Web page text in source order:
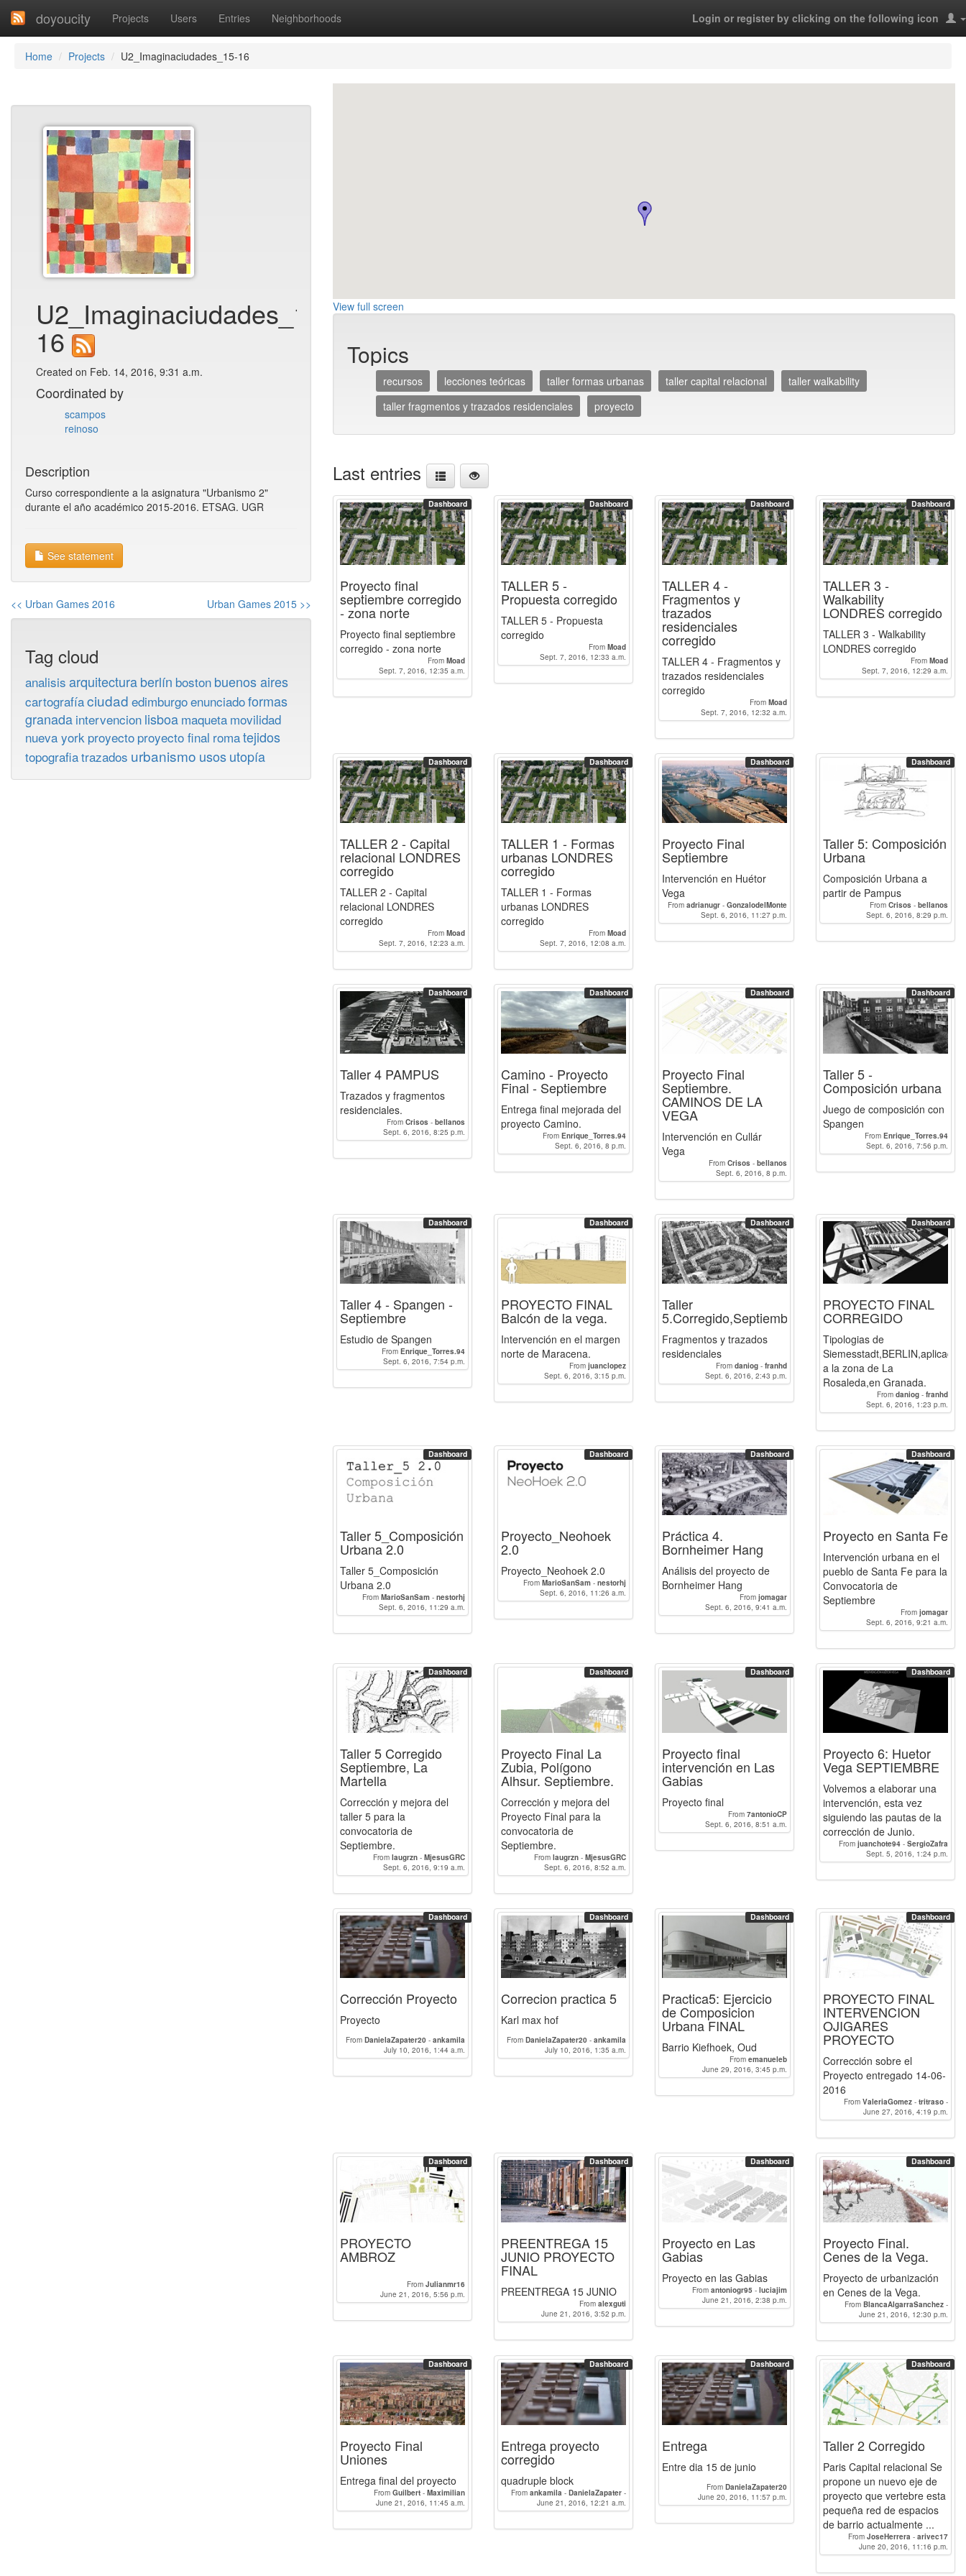
doyoucity Projects Users Entries Neighborhoods Login or register by clicking on the following icon
Home Projects U2_Imaginaciudades_15-16
U2_Imaginaciudades_15-
16
Created on Feb. 14, 2016, 9:31 a.m.
Coordinated by
scampos
reinoso
Description
Curso correspondiente a la asignatura "Urbanismo 2"
durante el año académico 2015-2016. ETSAG. UGR
See statement
<< Urban Games 2016 Urban Games 2015 >>
Tag cloud
analisis arquitecturaberlín boston buenos aires
cartografíaciudad edimburgoenunciadoformas
granada intervencion lisboa maqueta movilidad
nueva york proyecto proyecto final romatejidos
topografiatrazados urbanismo usosutopía
View full screen
Topics
recursos lecciones teóricas taller formas urbanas taller capital relacional
taller walkability
taller fragmentos y trazados residenciales
proyecto
Last entries
Dashboard
Proyecto final
septiembre corregido
- zona norte
Proyecto final septiembre
corregido - zona norte
From Moad
Sept. 7, 2016, 12:35 a.m.
Dashboard
TALLER 5 -
Propuesta corregido
TALLER 5 - Propuesta
corregido
From Moad
Sept. 7, 2016, 12:33 a.m.
Dashboard
TALLER 4 -
Fragmentos y
trazados
residenciales
corregido
TALLER 4 - Fragmentos y
trazados residenciales
corregido
From Moad
Sept. 7, 2016, 12:32 a.m.
Dashboard
TALLER 3 -
Walkability
LONDRES corregido
TALLER 3 - Walkability
LONDRES corregido
From Moad
Sept. 7, 2016, 12:29 a.m.
Dashboard
TALLER 2 - Capital
relacional LONDRES
corregido
TALLER 2 - Capital
relacional LONDRES
corregido
From Moad
Sept. 7, 2016, 12:23 a.m.
Dashboard
TALLER 1 - Formas
urbanas LONDRES
corregido
TALLER 1 - Formas
urbanas LONDRES
corregido
From Moad
Sept. 7, 2016, 12:08 a.m.
Dashboard
Proyecto Final
Septiembre
Intervención en Huétor
Vega
From adrianugr - GonzalodelMonte
Sept. 6, 2016, 11:27 p.m.
Dashboard
Taller 5: Composición
Urbana
Composición Urbana a
partir de Pampus
From Crisos - bellanos
Sept. 6, 2016, 8:29 p.m.
Dashboard
Taller 4 PAMPUS
Trazados y fragmentos
residenciales.
From Crisos - bellanos
Sept. 6, 2016, 8:25 p.m.
Dashboard
Camino - Proyecto
Final - Septiembre
Entrega final mejorada del
proyecto Camino.
From Enrique_Torres.94
Sept. 6, 2016, 8 p.m.
Dashboard
Proyecto Final
Septiembre.
CAMINOS DE LA
VEGA
Intervención en Cullár
Vega
From Crisos - bellanos
Sept. 6, 2016, 8 p.m.
Dashboard
Taller 5 -
Composición urbana
Juego de composición con
Spangen
From Enrique_Torres.94
Sept. 6, 2016, 7:56 p.m.
Dashboard
Taller 4 - Spangen -
Septiembre
Estudio de Spangen
From Enrique_Torres.94
Sept. 6, 2016, 7:54 p.m.
Dashboard
PROYECTO FINAL
Balcón de la vega.
Intervención en el margen
norte de Maracena.
From juanclopez
Sept. 6, 2016, 3:15 p.m.
Dashboard
Taller
5.Corregido,Septiembre
Fragmentos y trazados
residenciales
From daniog - franhd
Sept. 6, 2016, 2:43 p.m.
Dashboard
PROYECTO FINAL
CORREGIDO
Tipologias de
Siemesstadt,BERLIN,aplicadas
a la zona de La
Rosaleda,en Granada.
From daniog - franhd
Sept. 6, 2016, 1:23 p.m.
Dashboard
Taller 5_Composición
Urbana 2.0
Taller 5_Composición
Urbana 2.0
From MarioSanSam - nestorhj
Sept. 6, 2016, 11:29 a.m.
Dashboard
Proyecto_Neohoek
2.0
Proyecto_Neohoek 2.0
From MarioSanSam - nestorhj
Sept. 6, 2016, 11:26 a.m.
Dashboard
Práctica 4.
Bornheimer Hang
Análisis del proyecto de
Bornheimer Hang
From jomagar
Sept. 6, 2016, 9:41 a.m.
Dashboard
Proyecto en Santa Fe
Intervención urbana en el
pueblo de Santa Fe para la
Convocatoria de
Septiembre
From jomagar
Sept. 6, 2016, 9:21 a.m.
Dashboard
Taller 5 Corregido
Septiembre, La
Martella
Corrección y mejora del
taller 5 para la
convocatoria de
Septiembre.
From laugrzn - MjesusGRC
Sept. 6, 2016, 9:19 a.m.
Dashboard
Proyecto Final La
Zubia, Polígono
Alhsur. Septiembre.
Corrección y mejora del
Proyecto Final para la
convocatoria de
Septiembre.
From laugrzn - MjesusGRC
Sept. 6, 2016, 8:52 a.m.
Dashboard
Proyecto final
intervención en Las
Gabias
Proyecto final
From 7antonioCP
Sept. 6, 2016, 8:51 a.m.
Dashboard
Proyecto 6: Huetor
Vega SEPTIEMBRE
Volvemos a elaborar una
intervención, esta vez
siguiendo las pautas de la
corrección de Junio.
From juanchote94 - SergioZafra
Sept. 5, 2016, 1:24 p.m.
Dashboard
Corrección Proyecto
Proyecto
From DanielaZapater20 - ankamila
July 10, 2016, 1:44 a.m.
Dashboard
Correcion practica 5
Karl max hof
From DanielaZapater20 - ankamila
July 10, 2016, 1:35 a.m.
Dashboard
Practica5: Ejercicio
de Composicion
Urbana FINAL
Barrio Kiefhoek, Oud
From emanueleb
June 29, 2016, 3:45 p.m.
Dashboard
PROYECTO FINAL
INTERVENCION
OJIGARES
PROYECTO
Corrección sobre el
Proyecto entregado 14-06-
2016
From ValeriaGomez - tritraso -
MelissaSanchez
June 27, 2016, 4:19 p.m.
Dashboard
PROYECTO
AMBROZ
From Julianmr16
June 21, 2016, 5:56 p.m.
Dashboard
PREENTREGA 15
JUNIO PROYECTO
FINAL
PREENTREGA 15 JUNIO
From alexguti
June 21, 2016, 3:52 p.m.
Dashboard
Proyecto en Las
Gabias
Proyecto en las Gabias
From antoniogr95 - luciajim
June 21, 2016, 2:38 p.m.
Dashboard
Proyecto Final.
Cenes de la Vega.
Proyecto de urbanización
en Cenes de la Vega.
From BlancaAlgarraSanchez -
ElenaJimenezIbanez
June 21, 2016, 12:30 p.m.
Dashboard
Proyecto Final
Uniones
Entrega final del proyecto
From Guilbert - Maximilian
June 21, 2016, 11:45 a.m.
Dashboard
Entrega proyecto
corregido
quadruple block
From ankamila - DanielaZapater -
DanielaZapater20
June 21, 2016, 12:21 a.m.
Dashboard
Entrega
Entre dia 15 de junio
From DanielaZapater20
June 20, 2016, 11:57 p.m.
Dashboard
Taller 2 Corregido
Paris Capital relacional Se
propone un nuevo eje de
proyecto que vertebre esta
pequeña red de espacios
de barrio actualmente ...
From JoseHerrera - arivec17
June 20, 2016, 11:16 p.m.